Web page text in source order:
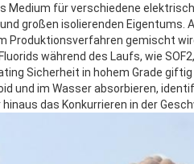
Medium für verschiedene
großen isolierenden Eigentums.
Produktionsverfahren gemischt
während des Laufs, wie
Sicherheit in hohem Grade
und im Wasser absorbieren,
das Konkurrieren in der